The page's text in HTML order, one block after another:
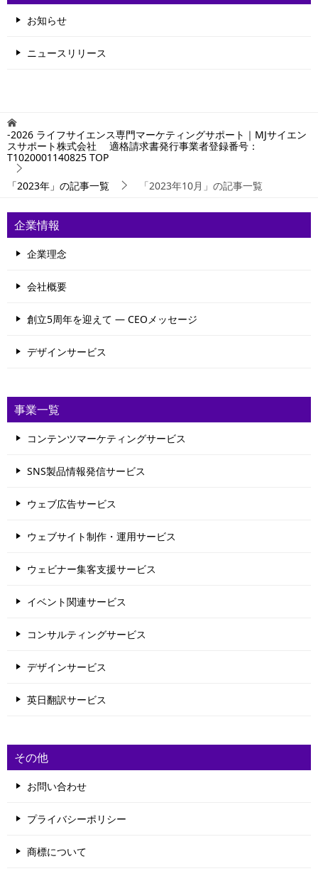
お知らせ
ニュースリリース
-2026 ライフサイエンス専門マーケティングサポート｜MJサイエン
スサポート株式会社 適格請求書発行事業者登録番号：
T1020001140825 TOP
「2023年」の記事一覧 「2023年10月」の記事一覧
企業情報
企業理念
会社概要
創立5周年を迎えて ― CEOメッセージ
デザインサービス
事業一覧
コンテンツマーケティングサービス
SNS製品情報発信サービス
ウェブ広告サービス
ウェブサイト制作・運用サービス
ウェビナー集客支援サービス
イベント関連サービス
コンサルティングサービス
デザインサービス
英日翻訳サービス
その他
お問い合わせ
プライバシーポリシー
商標について